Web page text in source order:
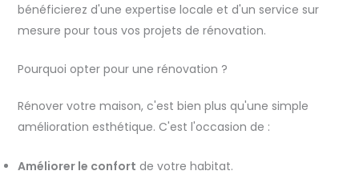
bénéficierez d'une expertise locale et d'un service sur
mesure pour tous vos projets de rénovation.
Pourquoi opter pour une rénovation ?
Rénover votre maison, c'est bien plus qu'une simple
amélioration esthétique. C'est l'occasion de :
Améliorer le confort de votre habitat.